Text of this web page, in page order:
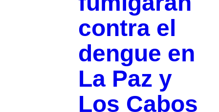
contra el
dengue en
La Paz y
Los Cabos